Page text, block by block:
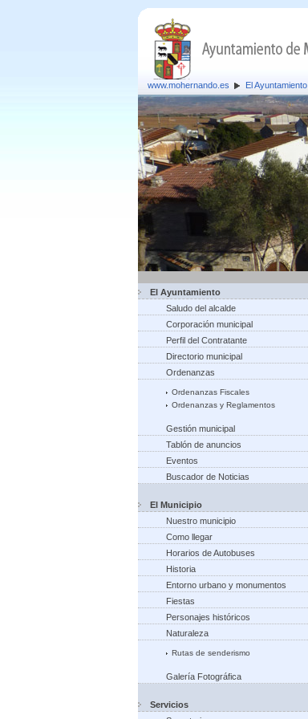
www.mohernando.es El Ayuntamiento
El Ayuntamiento
Saludo del alcalde
Corporación municipal
Perfil del Contratante
Directorio municipal
Ordenanzas
Ordenanzas Fiscales
Ordenanzas y Reglamentos
Gestión municipal
Tablón de anuncios
Eventos
Buscador de Noticias
El Municipio
Nuestro municipio
Como llegar
Horarios de Autobuses
Historia
Entorno urbano y monumentos
Fiestas
Personajes históricos
Naturaleza
Rutas de senderismo
Galería Fotográfica
Servicios